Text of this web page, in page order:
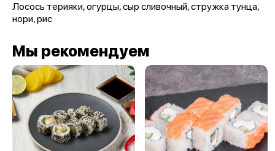
Лосось терияки, огурцы, сыр сливочный, стружка тунца,
нори, рис
Мы рекомендуем